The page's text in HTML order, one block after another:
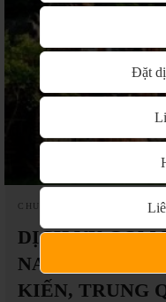
CHUYỂN PHÁT NHANH
DỊCH VỤ GOM
NAM ĐI CẢNG
KIẾN, TRUNG
Đặt